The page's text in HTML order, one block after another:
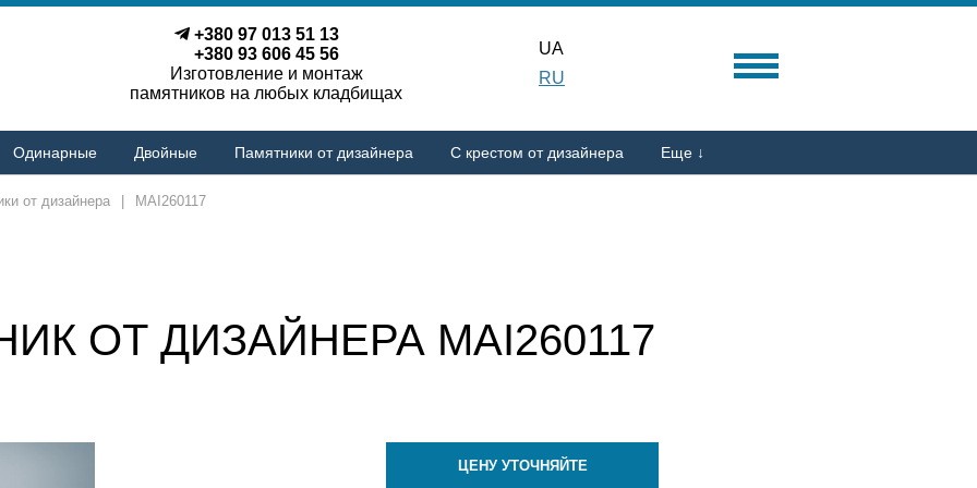
+380 97 013 51 13
+380 93 606 45 56
Изготовление и монтаж
памятников на любых кладбищах
UA
RU
Одинарные Двойные Памятники от дизайнера С крестом от дизайнера Еще ↓
от дизайнера MAI260117
ОТ ДИЗАЙНЕРА MAI260117
ЦЕНУ УТОЧНЯЙТЕ